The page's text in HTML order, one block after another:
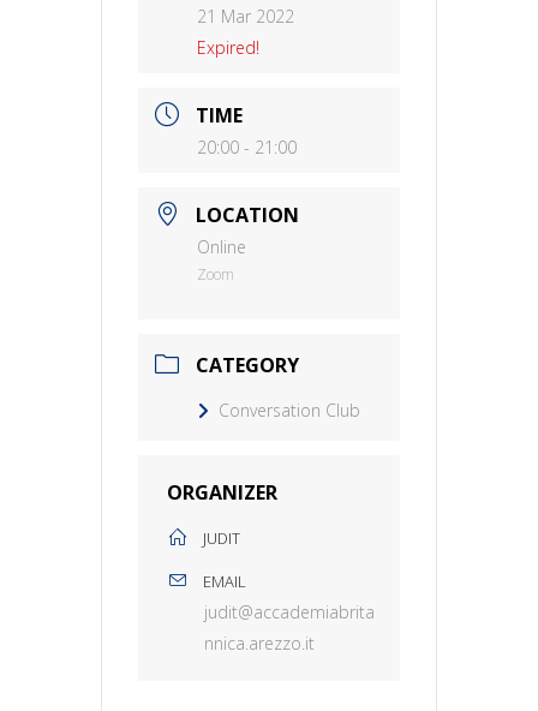
21 Mar 2022
Expired!
TIME
20:00 - 21:00
LOCATION
Online
Zoom
CATEGORY
Conversation Club
ORGANIZER
JUDIT
EMAIL
judit@accademiabrita
nnica.arezzo.it